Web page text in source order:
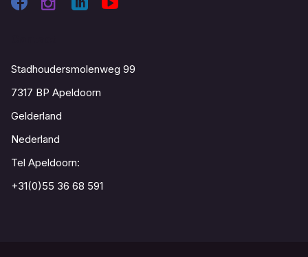
Stadhoudersmolenweg 99
7317 BP Apeldoorn
Gelderland
Nederland
Tel Apeldoorn:
+31(0)55 36 68 591